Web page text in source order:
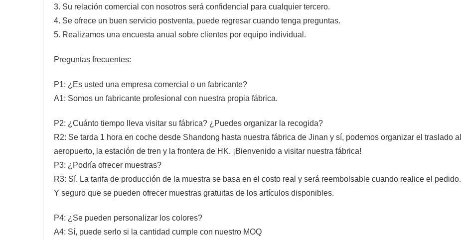
3. Su relación comercial con nosotros será confidencial para cualquier tercero.
4. Se ofrece un buen servicio postventa, puede regresar cuando tenga preguntas.
5. Realizamos una encuesta anual sobre clientes por equipo individual.
Preguntas frecuentes:
P1: ¿Es usted una empresa comercial o un fabricante?
A1: Somos un fabricante profesional con nuestra propia fábrica.
P2: ¿Cuánto tiempo lleva visitar su fábrica? ¿Puedes organizar la recogida?
R2: Se tarda 1 hora en coche desde Shandong hasta nuestra fábrica de Jinan y sí, podemos organizar el traslado al
aeropuerto, la estación de tren y la frontera de HK. ¡Bienvenido a visitar nuestra fábrica!
P3: ¿Podría ofrecer muestras?
R3: Sí. La tarifa de producción de la muestra se basa en el costo real y será reembolsable cuando realice el pedido.
Y seguro que se pueden ofrecer muestras gratuitas de los artículos disponibles.
P4: ¿Se pueden personalizar los colores?
A4: Sí, puede serlo si la cantidad cumple con nuestro MOQ